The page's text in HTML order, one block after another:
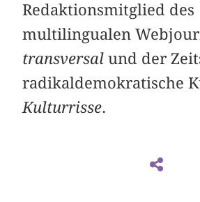
Redaktionsmitglied des
multilingualen
transversalund der
radikaldemokratische
Kulturrisse.